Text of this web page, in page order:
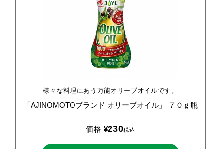
様々な料理にあう万能オリーブオイルです。
「AJINOMOTOブランド オリーブオイル」 ７０ｇ瓶
価格 ¥230税込